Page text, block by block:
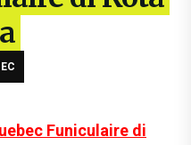
Funiculaire di